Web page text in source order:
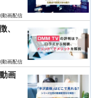
動画配信
動画配信
画